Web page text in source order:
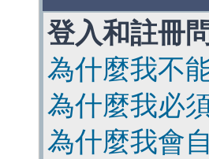
登入和註冊
為什麼我不
為什麼我必
為什麼我會